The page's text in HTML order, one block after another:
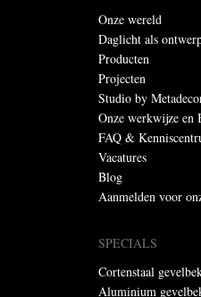
Onze wereld
Daglicht als
Producten
Projecten
Studio by
Onze werkwijze en
FAQ &
Vacatures
Blog
Aanmelden voor
SPECIALS
Cortenstaal
Aluminium